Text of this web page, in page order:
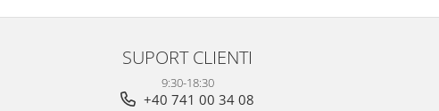
SUPORT CLIENTI
9:30-18:30
+40 741 00 34 08